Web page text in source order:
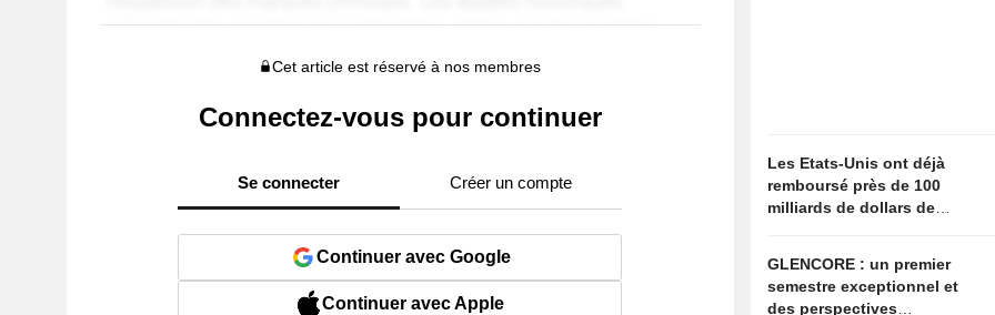
Cet article est réservé à nos membres
Connectez-vous pour continuer
Se connecter Créer un compte
Continuer avec Google
Continuer avec Apple
Les Etats-Unis ont déjà
remboursé près de 100
milliards de dollars de
GLENCORE : un premier
semestre exceptionnel et
des perspectives